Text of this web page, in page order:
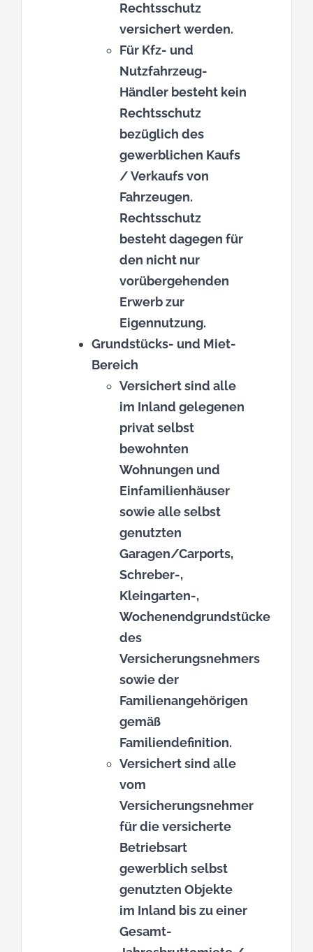
Rechtsschutz
versichert werden.
Für Kfz- und
Nutzfahrzeug-
Händler besteht kein
Rechtsschutz
bezüglich des
gewerblichen Kaufs
/ Verkaufs von
Fahrzeugen.
Rechtsschutz
besteht dagegen für
den nicht nur
vorübergehenden
Erwerb zur
Eigennutzung.
Grundstücks- und Miet-
Bereich
Versichert sind alle
im Inland gelegenen
privat selbst
bewohnten
Wohnungen und
Einfamilienhäuser
sowie alle selbst
genutzten
Garagen/Carports,
Schreber-,
Kleingarten-,
Wochenendgrundstücke
des
Versicherungsnehmers
sowie der
Familienangehörigen
gemäß
Familiendefinition.
Versichert sind alle
vom
Versicherungsnehmer
für die versicherte
Betriebsart
gewerblich selbst
genutzten Objekte
im Inland bis zu einer
Gesamt-